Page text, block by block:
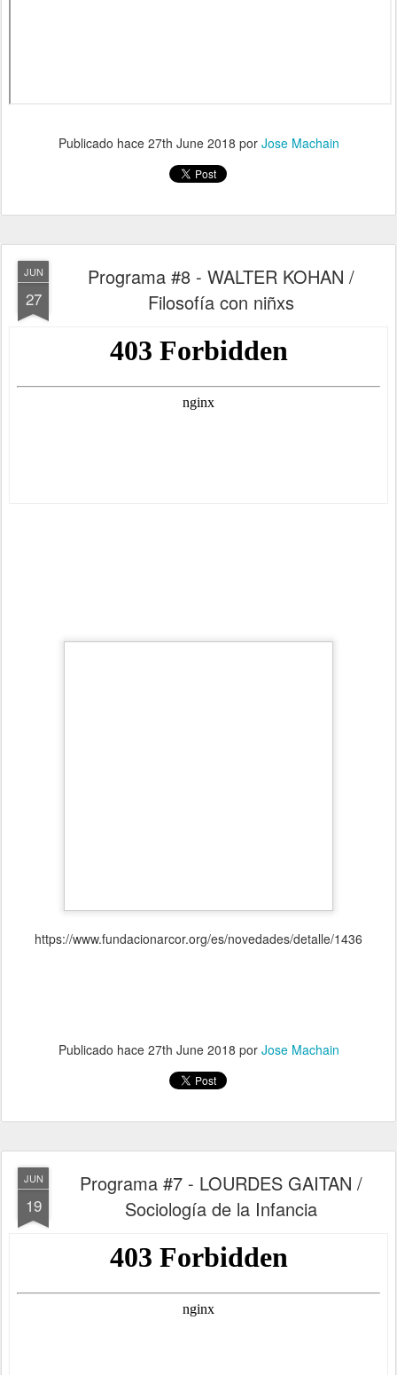
Publicado hace 27th June 2018 por Jose Machain
JUN
27
Programa #8 - WALTER KOHAN /
Filosofía con niñxs
https://www.fundacionarcor.org/es/novedades/detalle/1436
Publicado hace 27th June 2018 por Jose Machain
JUN
19
Programa #7 - LOURDES GAITAN /
Sociología de la Infancia